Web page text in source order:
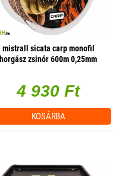
mistrall sicata carp monofil
horgász zsinór 600m 0,25mm
4 930 Ft
KOSÁRBA